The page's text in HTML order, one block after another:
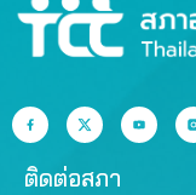
ติดต่อสภา